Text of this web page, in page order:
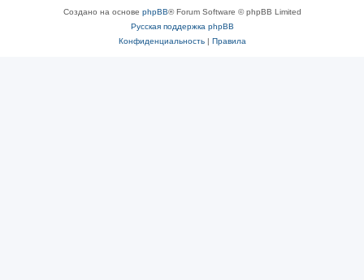
Создано на основе phpBB® Forum Software © phpBB Limited
Русская поддержка phpBB
Конфиденциальность| Правила